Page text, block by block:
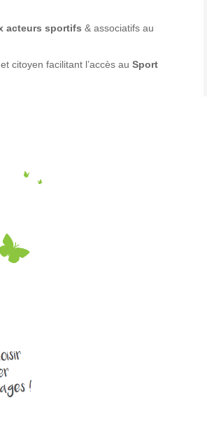
acteurs sportifs & associatifs au
citoyen facilitant l’accès auSport